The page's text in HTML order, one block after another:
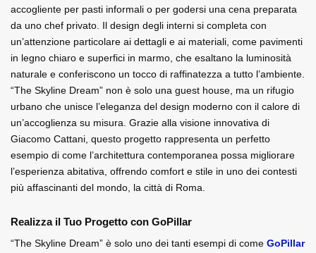
accogliente per pasti informali o per godersi una cena preparata
da uno chef privato. Il design degli interni si completa con
un’attenzione particolare ai dettagli e ai materiali, come pavimenti
in legno chiaro e superfici in marmo, che esaltano la luminosità
naturale e conferiscono un tocco di raffinatezza a tutto l’ambiente.
“The Skyline Dream” non è solo una guest house, ma un rifugio
urbano che unisce l’eleganza del design moderno con il calore di
un’accoglienza su misura. Grazie alla visione innovativa di
Giacomo Cattani, questo progetto rappresenta un perfetto
esempio di come l’architettura contemporanea possa migliorare
l’esperienza abitativa, offrendo comfort e stile in uno dei contesti
più affascinanti del mondo, la città di Roma.
Realizza il Tuo Progetto con GoPillar
“The Skyline Dream” è solo uno dei tanti esempi di come GoPillar